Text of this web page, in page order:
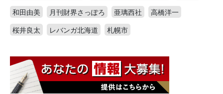
和田由美
月刊財界さっぽろ 亜璃西社
高橋洋一
桜井良太
レバンガ北海道 札幌市